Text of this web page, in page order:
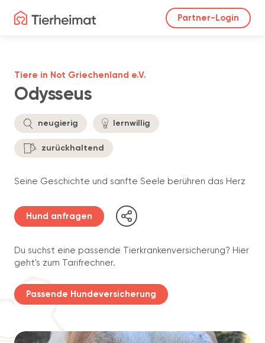
Partner-Login
Odysseus
Tiere in Not Griechenland e.V.
neugierig lernwillig
zurückhaltend
Seine Geschichte und sanfte Seele berühren das Herz
Hund anfragen
Du suchst eine passende Tierkrankenversicherung? Hier
geht's zum Tarifrechner.
Passende Hundeversicherung